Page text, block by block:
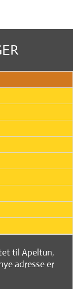
til Apeltun,
adresse er